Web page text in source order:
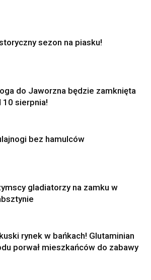
sezon na piasku!
do Jaworzna będzie zamknięta
10 sierpnia!
bez hamulców
gladiatorzy na zamku w
rynek w bańkach! Glutaminian
porwał mieszkańców do zabawy